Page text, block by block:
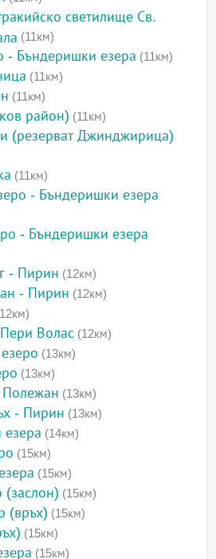
светилище Св.
(11км)
- Бъндеришки езера (11км)
(11км)
(11км)
район) (11км)
(резерват Джинджирица)
(11км)
- Бъндеришки езера
- Бъндеришки езера
- Пирин (12км)
- Пирин (12км)
Волас (12км)
(13км)
(13км)
(13км)
- Пирин (13км)
езера (14км)
(15км)
(15км)
(заслон) (15км)
(връх) (15км)
(15км)
(15км)